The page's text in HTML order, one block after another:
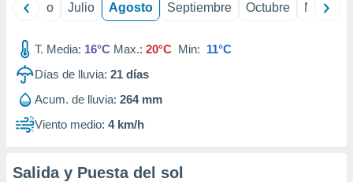
1199
Junio Julio Agosto Septiembre Octubre
T. Media: 16°C Max.: 20°C Min: 11°C
Días de lluvia: 21 días
Acum. de lluvia: 264 mm
Viento medio: 4 km/h
Salida y Puesta del sol